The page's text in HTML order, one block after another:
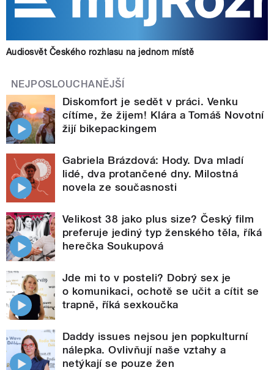
Audiosvět Českého rozhlasu na jednom místě
NEJPOSLOUCHANĚJŠÍ
Diskomfort je sedět v práci. Venku
cítíme, že žijem! Klára a Tomáš Novotní
žijí bikepackingem
Gabriela Brázdová: Hody. Dva mladí
lidé, dva protančené dny. Milostná
novela ze současnosti
Velikost 38 jako plus size? Český film
preferuje jediný typ ženského těla, říká
herečka Soukupová
Jde mi to v posteli? Dobrý sex je
o komunikaci, ochotě se učit a cítit se
trapně, říká sexkoučka
Daddy issues nejsou jen popkulturní
nálepka. Ovlivňují naše vztahy a
netýkají se pouze žen